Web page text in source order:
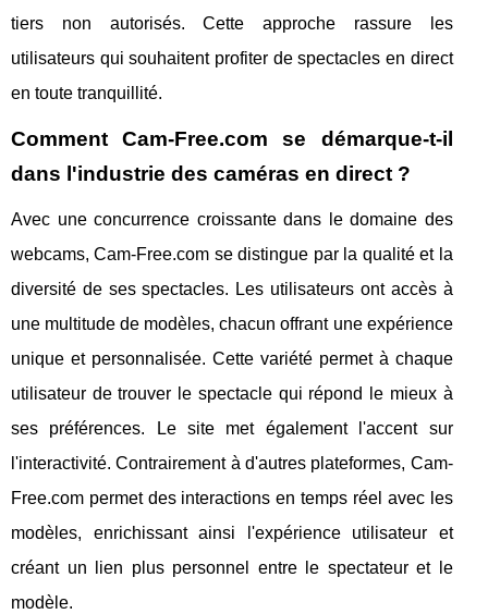
tiers non autorisés. Cette approche rassure les
utilisateurs qui souhaitent profiter de spectacles en direct
en toute tranquillité.
Comment Cam-Free.com se démarque-t-il
dans l'industrie des caméras en direct ?
Avec une concurrence croissante dans le domaine des
webcams, Cam-Free.com se distingue par la qualité et la
diversité de ses spectacles. Les utilisateurs ont accès à
une multitude de modèles, chacun offrant une expérience
unique et personnalisée. Cette variété permet à chaque
utilisateur de trouver le spectacle qui répond le mieux à
ses préférences. Le site met également l'accent sur
l'interactivité. Contrairement à d'autres plateformes, Cam-
Free.com permet des interactions en temps réel avec les
modèles, enrichissant ainsi l'expérience utilisateur et
créant un lien plus personnel entre le spectateur et le
modèle.